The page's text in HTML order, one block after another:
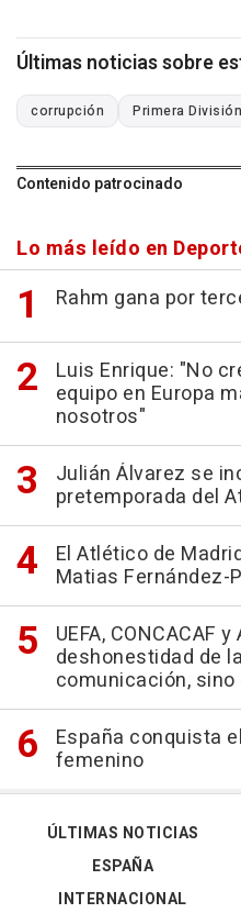
Últimas noticias sobre
corrupción Primera División
Contenido patrocinado
Lo más leído en
Rahm gana por
Luis Enrique: "No
equipo en Europa
nosotros"
Julián Álvarez se
pretemporada del
El Atlético de
Matias Fernández-
UEFA, CONCACAF
deshonestidad de
comunicación,
España conquista
femenino
ÚLTIMAS NOTICIAS
ESPAÑA
INTERNACIONAL